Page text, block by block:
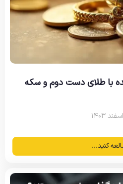
با طلای دست دوم و سکه
کنید...